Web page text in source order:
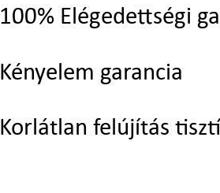
100% Elégedettségi
Kényelem garancia
Korlátlan felújítás